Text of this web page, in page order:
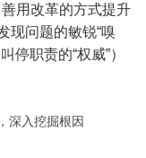
用改革的方式提升
现问题的敏锐“嗅
停职责的“权威”）
深入挖掘根因